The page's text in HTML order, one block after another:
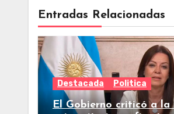
Entradas Relacionadas
Destacada Politica
El Gobierno criticó a la